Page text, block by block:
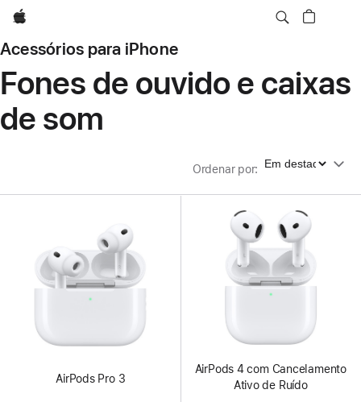
Apple
Acessórios para iPhone
Fones de ouvido e caixas
de som
Ordenar por: Ordenar por
AirPods Pro 3
AirPods 4 com Cancelamento
Ativo de Ruído